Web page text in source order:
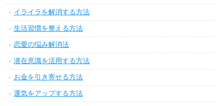
イライラを解消する方法
生活習慣を整える方法
恋愛の悩み解消法
潜在意識を活用する方法
お金を引き寄せる方法
運気をアップする方法